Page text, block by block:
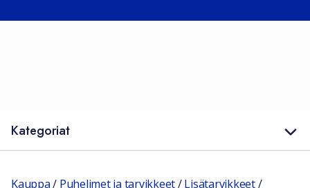
Kategoriat
Kauppa/ Puhelimet ja tarvikkeet/Lisätarvikkeet/